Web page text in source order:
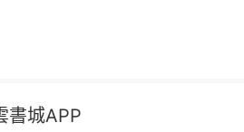
書城APP